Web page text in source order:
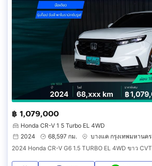
฿ 1,079,000
Honda CR-V 1 5 Turbo EL 4WD
2024
68,597 กม.
บางแค กรุงเทพมหานคร